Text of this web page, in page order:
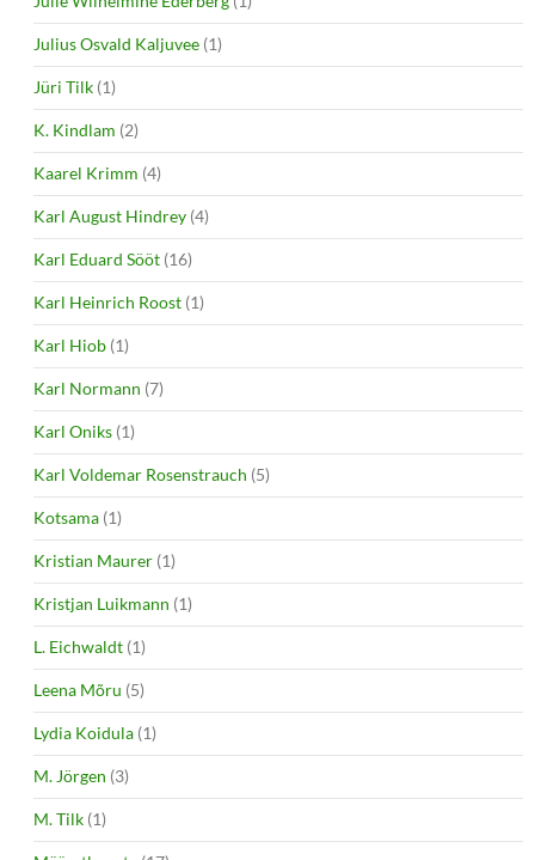
Julius Osvald Kaljuvee (1)
Jüri Tilk (1)
K. Kindlam (2)
Kaarel Krimm (4)
Karl August Hindrey (4)
Karl Eduard Sööt (16)
Karl Heinrich Roost (1)
Karl Hiob (1)
Karl Normann (7)
Karl Oniks (1)
Karl Voldemar Rosenstrauch (5)
Kotsama (1)
Kristian Maurer (1)
Kristjan Luikmann (1)
L. Eichwaldt (1)
Leena Mõru (5)
Lydia Koidula (1)
M. Jörgen (3)
M. Tilk (1)